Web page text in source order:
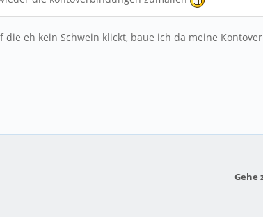
eh kein Schwein klickt, baue ich da meine
Gehe